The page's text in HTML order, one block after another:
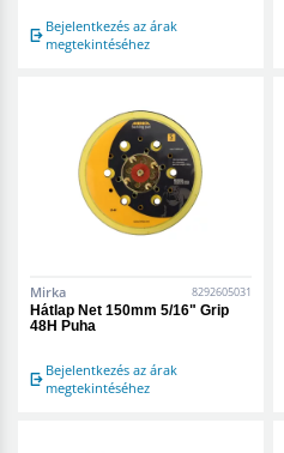
Bejelentkezés az árak
megtekintéséhez
Mirka 8292605031
Hátlap Net 150mm 5/16" Grip
48H Puha
Bejelentkezés az árak
megtekintéséhez